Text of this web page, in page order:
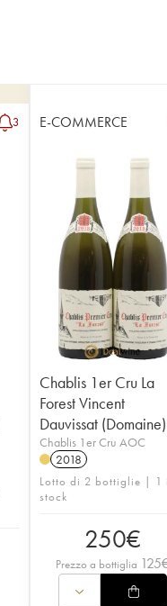
3 E-COMMERCE
Chablis 1er Cru La
Forest Vincent
Dauvissat (Domaine)
Chablis 1er Cru AOC
2018
Lotto di 2 bottiglie | 1
stock
250€
Prezzo a bottiglia 125